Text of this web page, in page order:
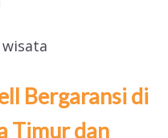
Bergaransi di
Timur dan